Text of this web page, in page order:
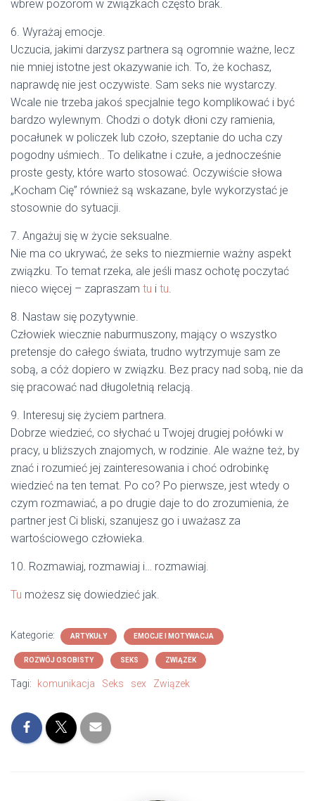
wbrew pozorom w związkach często brak.
6. Wyrażaj emocje.
Uczucia, jakimi darzysz partnera są ogromnie ważne, lecz
nie mniej istotne jest okazywanie ich. To, że kochasz,
naprawdę nie jest oczywiste. Sam seks nie wystarczy.
Wcale nie trzeba jakoś specjalnie tego komplikować i być
bardzo wylewnym. Chodzi o dotyk dłoni czy ramienia,
pocałunek w policzek lub czoło, szeptanie do ucha czy
pogodny uśmiech.. To delikatne i czułe, a jednocześnie
proste gesty, które warto stosować. Oczywiście słowa
„Kocham Cię” również są wskazane, byle wykorzystać je
stosownie do sytuacji.
7. Angażuj się w życie seksualne.
Nie ma co ukrywać, że seks to niezmiernie ważny aspekt
związku. To temat rzeka, ale jeśli masz ochotę poczytać
nieco więcej – zapraszam tu i tu.
8. Nastaw się pozytywnie.
Człowiek wiecznie naburmuszony, mający o wszystko
pretensje do całego świata, trudno wytrzymuje sam ze
sobą, a cóż dopiero w związku. Bez pracy nad sobą, nie da
się pracować nad długoletnią relacją.
9. Interesuj się życiem partnera.
Dobrze wiedzieć, co słychać u Twojej drugiej połówki w
pracy, u bliższych znajomych, w rodzinie. Ale ważne też, by
znać i rozumieć jej zainteresowania i choć odrobinkę
wiedzieć na ten temat. Po co? Po pierwsze, jest wtedy o
czym rozmawiać, a po drugie daje to do zrozumienia, że
partner jest Ci bliski, szanujesz go i uważasz za
wartościowego człowieka.
10. Rozmawiaj, rozmawiaj i… rozmawiaj.
Tu możesz się dowiedzieć jak.
Kategorie: ARTYKUŁY EMOCJE I MOTYWACJA
ROZWÓJ OSOBISTY SEKS ZWIĄZEK
Tagi: komunikacja Seks sex Związek